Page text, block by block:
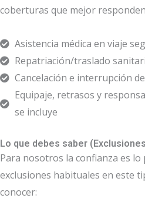
coberturas que mejor
Asistencia médica en viaje
Repatriación/traslado
Cancelación e interrupción
Equipaje, retrasos y
se incluye
Lo que debes saber
Para nosotros la confianza es lo
exclusiones habituales en este
conocer: